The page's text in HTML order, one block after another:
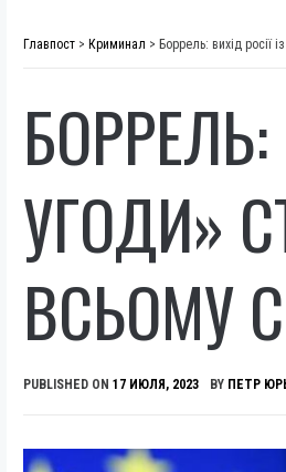
Главпост > Криминал > Боррель: вихід росії
БОРРЕЛЬ:
УГОДИ»
ВСЬОМУ
PUBLISHED ON 17 ИЮЛЯ, 2023 BY ПЕТР